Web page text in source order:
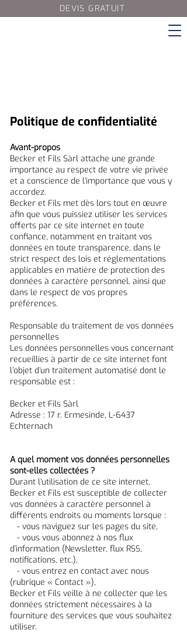
DEVIS GRATUIT
Politique de confidentialité
Avant-propos
Becker et Fils Sàrl attache une grande
importance au respect de votre vie privée
et a conscience de l'importance que vous y
accordez.
Becker et Fils met dès lors tout en œuvre
afin que vous puissiez utiliser les services
offerts par ce site internet en toute
confiance, notamment en traitant vos
données en toute transparence, dans le
strict respect des lois et réglementations
applicables en matière de protection des
données à caractère personnel, ainsi que
dans le respect de vos propres
préférences.
Responsable du traitement de vos données
personnelles
Les données personnelles vous concernant
recueillies à partir de ce site internet font
l’objet d’un traitement automatisé dont le
responsable est :
Becker et Fils Sàrl
Adresse : 17 r. Ermesinde, L-6437
Echternach
A quel moment vos données personnelles
sont-elles collectées ?
Durant l’utilisation de ce site internet,
Becker et Fils est susceptible de collecter
vos données à caractère personnel à
différents endroits ou moments lorsque :
- vous naviguez sur les pages du site,
- vous vous abonnez à nos flux
d’information (Newsletter, flux RSS,
notifications, etc.),
- vous entrez en contact avec nous
(rubrique « Contact »),
Becker et Fils veille à ne collecter que les
données strictement nécessaires à la
fourniture des services que vous souhaitez
utiliser.